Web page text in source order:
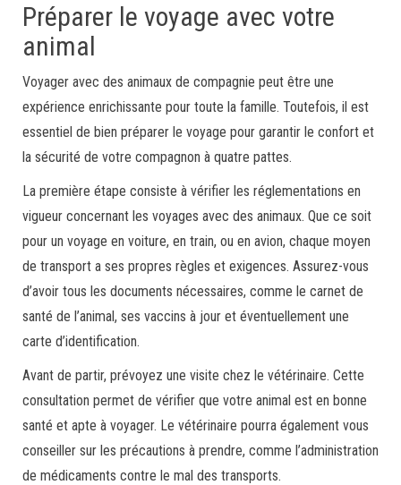
Préparer le voyage avec votre
animal
Voyager avec des animaux de compagnie peut être une
expérience enrichissante pour toute la famille. Toutefois, il est
essentiel de bien préparer le voyage pour garantir le confort et
la sécurité de votre compagnon à quatre pattes.
La première étape consiste à vérifier les réglementations en
vigueur concernant les voyages avec des animaux. Que ce soit
pour un voyage en voiture, en train, ou en avion, chaque moyen
de transport a ses propres règles et exigences. Assurez-vous
d’avoir tous les documents nécessaires, comme le carnet de
santé de l’animal, ses vaccins à jour et éventuellement une
carte d’identification.
Avant de partir, prévoyez une visite chez le vétérinaire. Cette
consultation permet de vérifier que votre animal est en bonne
santé et apte à voyager. Le vétérinaire pourra également vous
conseiller sur les précautions à prendre, comme l’administration
de médicaments contre le mal des transports.